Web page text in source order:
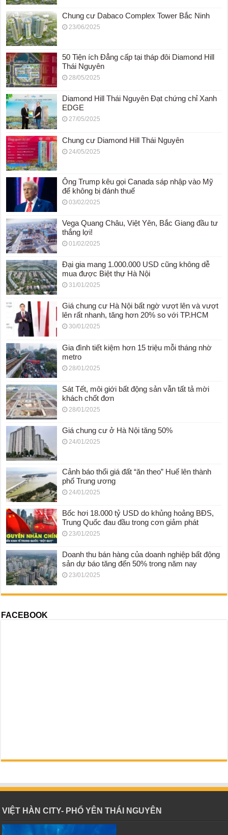
Chung cư Dabaco Complex Tower Bắc Ninh
23/06/2025
50 Tiện ích Đẳng cấp tại tháp đôi Diamond Hill
Thái Nguyên
28/05/2025
Diamond Hill Thái Nguyên Đạt chứng chỉ Xanh
EDGE
27/05/2025
Chung cư Diamond Hill Thái Nguyên
24/05/2025
Ông Trump kêu gọi Canada sáp nhập vào Mỹ
để không bị đánh thuế
03/02/2025
Vega Quang Châu, Việt Yên, Bắc Giang đầu tư
thắng lợi!
01/02/2025
Đại gia mang 1.000.000 USD cũng không dễ
mua được Biệt thự Hà Nội
31/01/2025
Giá chung cư Hà Nội bất ngờ vượt lên và vượt
lên rất nhanh, tăng hơn 20% so với TP.HCM
30/01/2025
Gia đình tiết kiệm hơn 15 triệu mỗi tháng nhờ
metro
28/01/2025
Sát Tết, môi giới bất động sản vẫn tất tả mời
khách chốt đơn
28/01/2025
Giá chung cư ở Hà Nội tăng 50%
24/01/2025
Cảnh báo thổi giá đất “ăn theo” Huế lên thành
phố Trung ương
24/01/2025
Bốc hơi 18.000 tỷ USD do khủng hoảng BĐS,
Trung Quốc đau đầu trong cơn giảm phát
23/01/2025
Doanh thu bán hàng của doanh nghiệp bất động
sản dự báo tăng đến 50% trong năm nay
23/01/2025
FACEBOOK
VIỆT HÀN CITY- PHỔ YÊN THÁI NGUYÊN